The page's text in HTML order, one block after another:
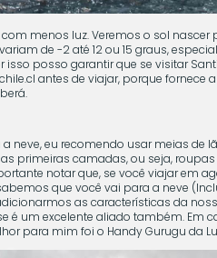
menos luz. Veremos o sol
de -2 até 12 ou 15 graus,
posso garantir que se visitar
antes de viajar, porque fornece
eu recomendo usar meias de
primeiras camadas, ou seja,
notar que, se você viajar em
que você vai para a neve
as características da
é um excelente aliado também. Em
para mim foi o Handy Gurugu da